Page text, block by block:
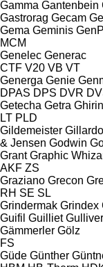
Gamma Gantenbein
Gastrorag Gecam
Gema Geminis
MCM
Genelec Generac
CTF V20 VB VT
Generga Genie
DPAS DPS DVR
Getecha Getra
LT PLD
Gildemeister
& Jensen Godwin
Grant Graphic
AKF ZS
Graziano Grecon
RH SE SL
Grindermak Grindex
Guifil Guilliet Gulliver
Gämmerler Gölz
FS
Güde Günther